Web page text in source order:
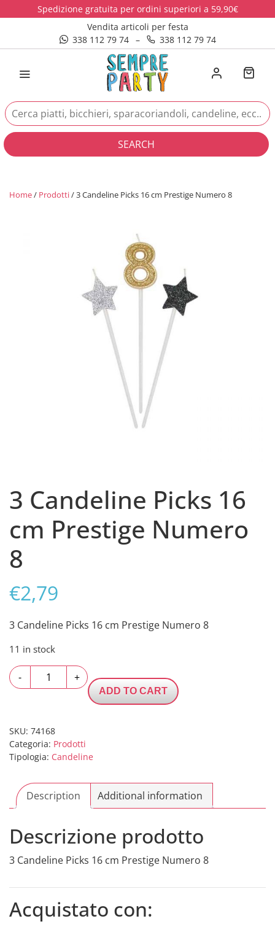
Spedizione gratuita per ordini superiori a 59,90€
Vendita articoli per festa
338 112 79 74
– 338 112 79 74
SEARCH
Home/ Prodotti/ 3 Candeline Picks 16 cm Prestige Numero 8
3 Candeline Picks 16
cm Prestige Numero
8
€2,79
3 Candeline Picks 16 cm Prestige Numero 8
11 in stock
-
Candeline
cm
Prestige
Numero
quantity
+
ADD TO CART
SKU: 74168
Categoria: Prodotti
Tipologia: Candeline
Description Additional information
Descrizione prodotto
3 Candeline Picks 16 cm Prestige Numero 8
Acquistato con: